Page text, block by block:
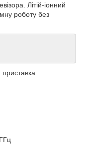
Літій-іонний
роботу без
приставка